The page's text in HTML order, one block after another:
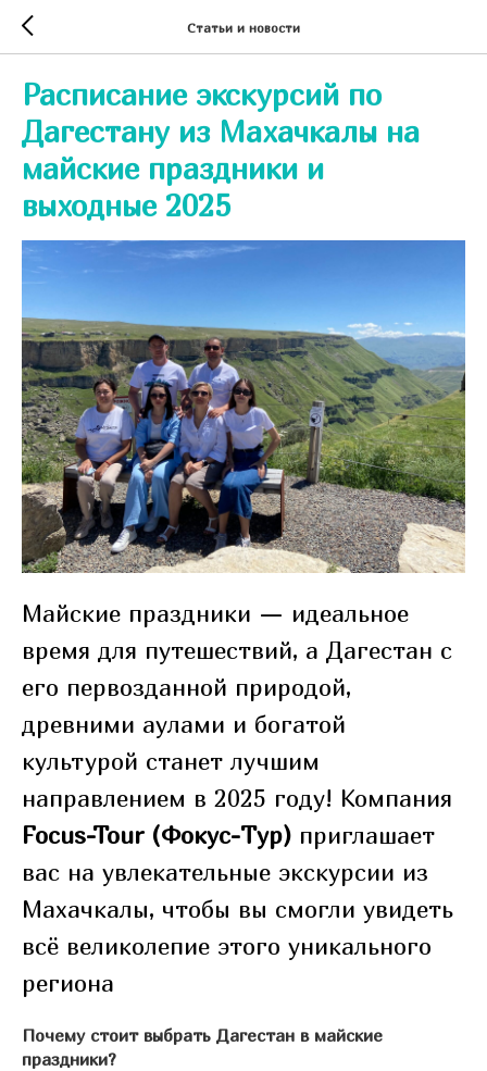
Статьи и новости
Расписание экскурсий по
Дагестану из Махачкалы на
майские праздники и
выходные 2025
Майские праздники — идеальное
время для путешествий, а Дагестан с
его первозданной природой,
древними аулами и богатой
культурой станет лучшим
направлением в 2025 году! Компания
Focus-Tour (Фокус-Тур) приглашает
вас на увлекательные экскурсии из
Махачкалы, чтобы вы смогли увидеть
всё великолепие этого уникального
региона
Почему стоит выбрать Дагестан в майские
праздники?